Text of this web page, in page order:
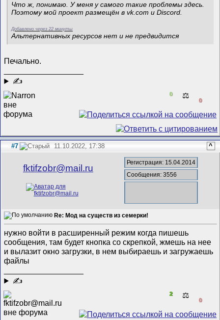
Что ж, понимаю. У меня у самого такие проблемы здесь.
Поэтому мой проект размещён в vk.com и Discord.
Добавлено через 22 минуты
Альтернативных ресурсов нет и не предвидится
Печально.
✍
0 ⚖️
0
#7 11.10.2022, 17:38 ^
fktifzobr@mail.ru
Регистрация: 15.04.2014
Сообщения: 3556
Re: Мод на существ из семерки!
нужно войти в расширенный режим когда пишешь
сообщения, там будет кнопка со скрепкой, жмешь на нее
и вылазит окно загрузки, в нем выбираешь и загружаешь
файлы
✍
2 ⚖️
0